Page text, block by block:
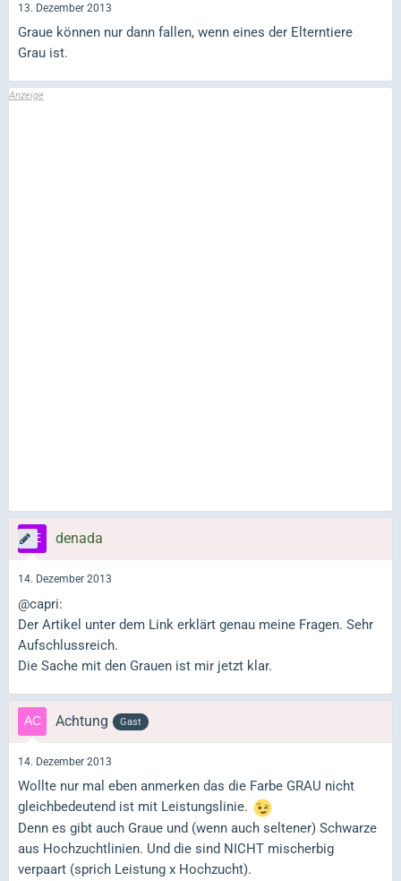
13. Dezember 2013
Graue können nur dann fallen, wenn eines der Elterntiere
Grau ist.
denada
14. Dezember 2013
@capri:
Der Artikel unter dem Link erklärt genau meine Fragen. Sehr
Aufschlussreich.
Die Sache mit den Grauen ist mir jetzt klar.
Achtung Gast
14. Dezember 2013
Wollte nur mal eben anmerken das die Farbe GRAU nicht
gleichbedeutend ist mit Leistungslinie.
Denn es gibt auch Graue und (wenn auch seltener) Schwarze
aus Hochzuchtlinien. Und die sind NICHT mischerbig
verpaart (sprich Leistung x Hochzucht).